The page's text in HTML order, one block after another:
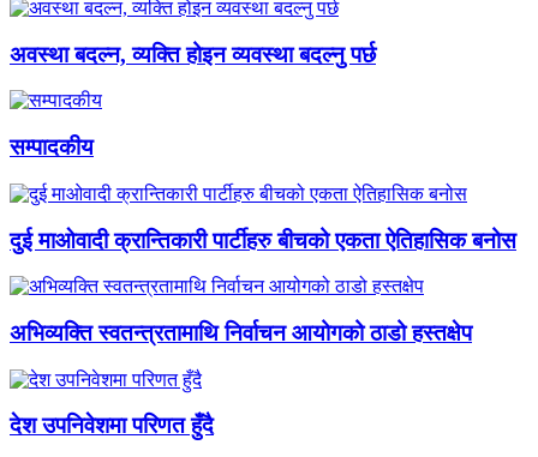
अवस्था बदल्न, व्यक्ति होइन व्यवस्था बदल्नु पर्छ
सम्पादकीय
दुई माओवादी क्रान्तिकारी पार्टीहरु बीचको एकता ऐतिहासिक बनोस
अभिव्यक्ति स्वतन्त्रतामाथि निर्वाचन आयोगको ठाडो हस्तक्षेप
देश उपनिवेशमा परिणत हुँदै